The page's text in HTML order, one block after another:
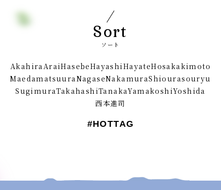
Sort
ソート
AkahiraAraiHasebeHayashiHayateHosakakimoto
MaedamatsuuraNagaseNakamuraShiourasouryu
SugimuraTakahashiTanakaYamakoshiYoshida
西本進司
#HOTTAG